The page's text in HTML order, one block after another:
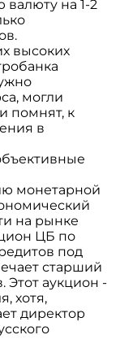
валюту на 1-2
высоких
могли
помнят, к
в
монетарной
на рынке
ЦБ по
под
старший
Этот аукцион -
хотя,
директор